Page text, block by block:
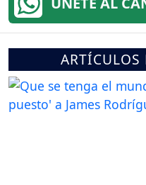
ARTÍCULOS